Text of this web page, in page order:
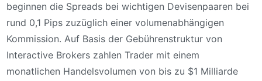
beginnen die Spreads bei wichtigen Devisenpaaren bei
rund 0,1 Pips zuzüglich einer volumenabhängigen
Kommission. Auf Basis der Gebührenstruktur von
Interactive Brokers zahlen Trader mit einem
monatlichen Handelsvolumen von bis zu $1 Milliarde